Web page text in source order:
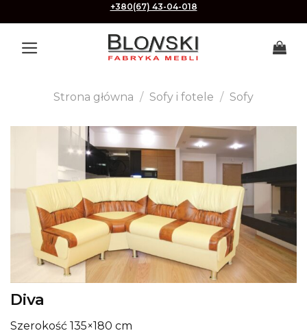
to
content
+380(67) 43-04-018
Strona główna / Sofy i fotele / Sofy
Diva
Szerokość 135×180 cm